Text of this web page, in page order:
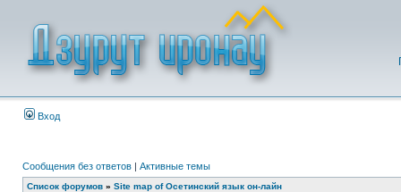
Вход
Сообщения без ответов | Активные темы
Список форумов » Site map of Осетинский язык он-лайн